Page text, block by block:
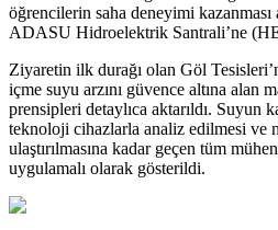
öğrencilerin saha deneyimi
ADASU Hidroelektrik Santrali’ne
Ziyaretin ilk durağı olan Göl
içme suyu arzını güvence altına alan
prensipleri detaylıca aktarıldı. Suyun
teknoloji cihazlarla analiz edilmesi ve
ulaştırılmasına kadar geçen tüm
uygulamalı olarak gösterildi.